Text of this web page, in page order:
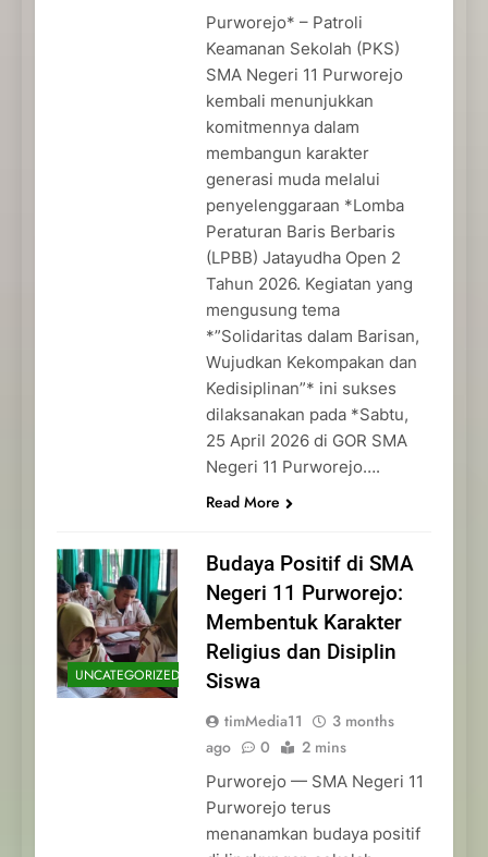
Purworejo* – Patroli
Keamanan Sekolah (PKS)
SMA Negeri 11 Purworejo
kembali menunjukkan
komitmennya dalam
membangun karakter
generasi muda melalui
penyelenggaraan *Lomba
Peraturan Baris Berbaris
(LPBB) Jatayudha Open 2
Tahun 2026. Kegiatan yang
mengusung tema
*”Solidaritas dalam Barisan,
Wujudkan Kekompakan dan
Kedisiplinan”* ini sukses
dilaksanakan pada *Sabtu,
25 April 2026 di GOR SMA
Negeri 11 Purworejo….
Read More
UNCATEGORIZED
Budaya Positif di SMA
Negeri 11 Purworejo:
Membentuk Karakter
Religius dan Disiplin
Siswa
timMedia11
3 months
ago
0 2 mins
Purworejo — SMA Negeri 11
Purworejo terus
menanamkan budaya positif